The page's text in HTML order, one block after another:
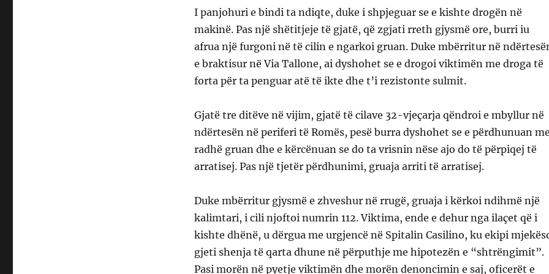
I panjohuri e bindi ta ndiqte, duke i shpjeguar se e kishte drogën në
makinë. Pas një shëtitjeje të gjatë, që zgjati rreth gjysmë ore, burri iu
afrua një furgoni në të cilin e ngarkoi gruan. Duke mbërritur në
e braktisur në Via Tallone, ai dyshohet se e drogoi viktimën me droga të
forta për ta penguar atë të ikte dhe t’i rezistonte sulmit.
Gjatë tre ditëve në vijim, gjatë të cilave 32-vjeçarja qëndroi e mbyllur në
ndërtesën në periferi të Romës, pesë burra dyshohet se e përdhunuan me
radhë gruan dhe e kërcënuan se do ta vrisnin nëse ajo do të përpiqej të
arratisej. Pas një tjetër përdhunimi, gruaja arriti të arratisej.
Duke mbërritur gjysmë e zhveshur në rrugë, gruaja i kërkoi ndihmë një
kalimtari, i cili njoftoi numrin 112. Viktima, ende e dehur nga ilaçet që i
kishte dhënë, u dërgua me urgjencë në Spitalin Casilino, ku ekipi
gjeti shenja të qarta dhune në përputhje me hipotezën e “shtrëngimit”.
Pasi morën në pyetje viktimën dhe morën denoncimin e saj, oficerët e